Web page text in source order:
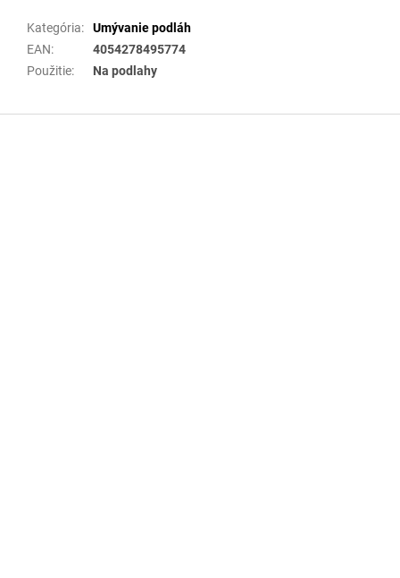
Kategória:
Umývanie podláh
EAN:
4054278495774
Použitie: Na podlahy